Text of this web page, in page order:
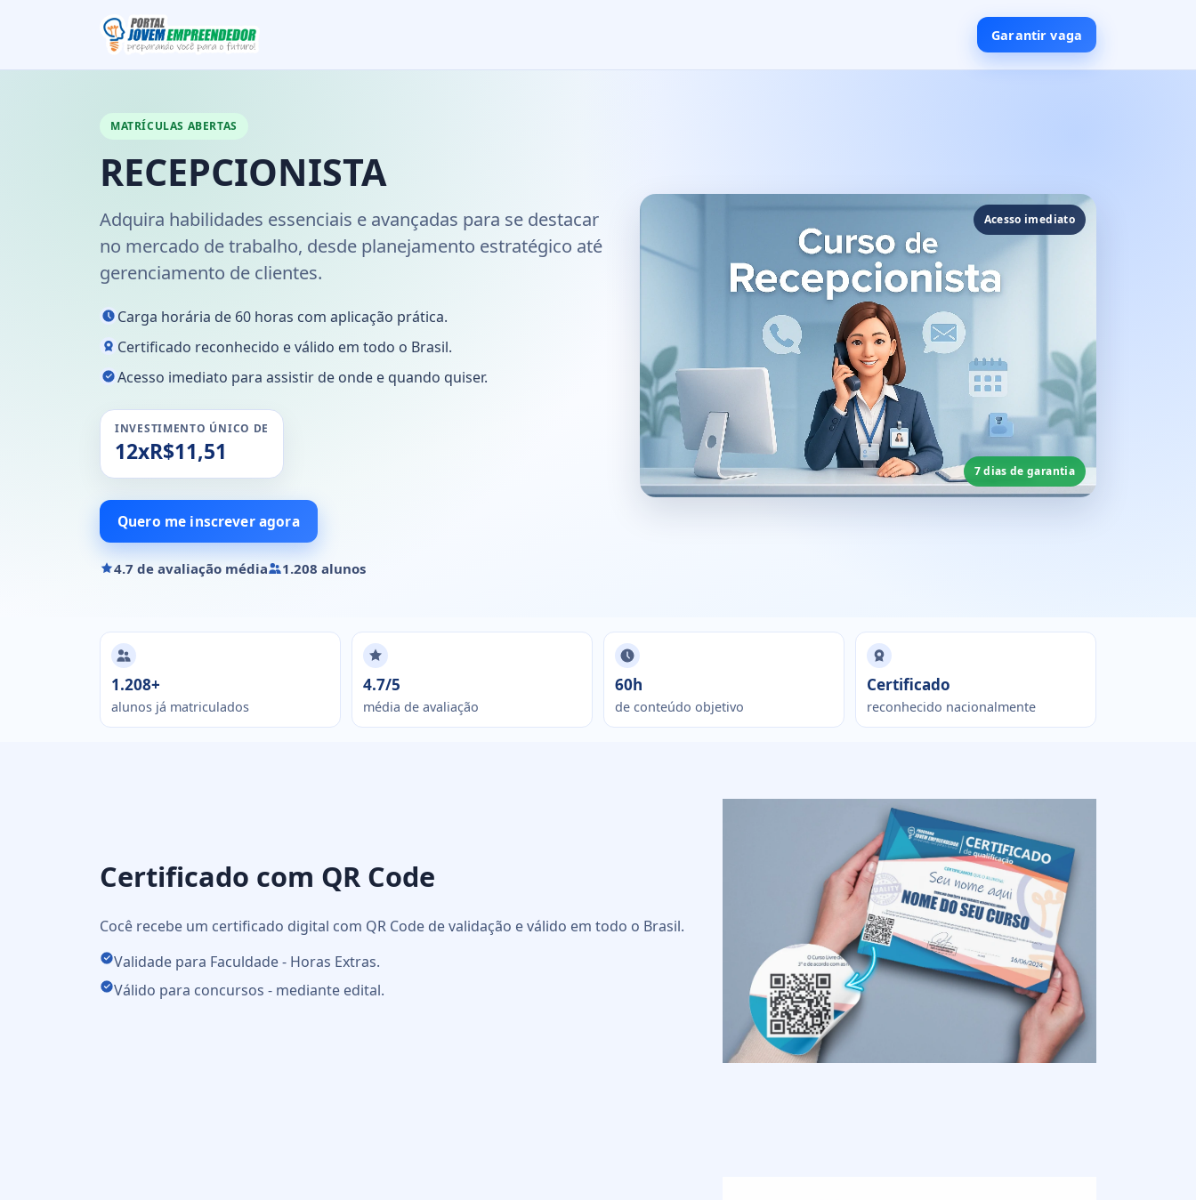
Garantir vaga
MATRÍCULAS ABERTAS
RECEPCIONISTA
Adquira habilidades essenciais e avançadas para se destacar
no mercado de trabalho, desde planejamento estratégico até
gerenciamento de clientes.
Carga horária de 60 horas com aplicação prática.
Certificado reconhecido e válido em todo o Brasil.
Acesso imediato para assistir de onde e quando quiser.
INVESTIMENTO ÚNICO DE
12xR$11,51
Quero me inscrever agora
4.7 de avaliação média 1.208 alunos
Acesso imediato
7 dias de garantia
1.208+
alunos já matriculados
4.7/5
média de avaliação
60h
de conteúdo objetivo
Certificado
reconhecido nacionalmente
Certificado com QR Code
Cocê recebe um certificado digital com QR Code de validação e válido em todo o Brasil.
Validade para Faculdade - Horas Extras.
Válido para concursos - mediante edital.